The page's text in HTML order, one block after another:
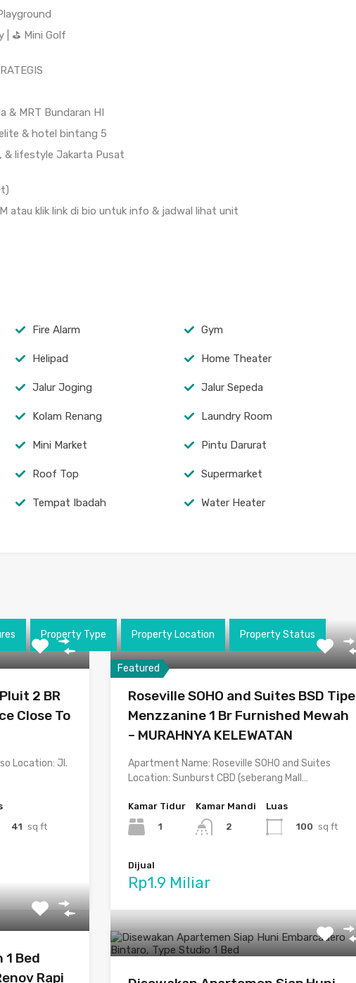
| ⛳ Mini Golf
& MRT Bundaran HI
& hotel bintang 5
& lifestyle Jakarta Pusat
atau klik link di bio untuk info & jadwal lihat unit
Fire Alarm Gym
Helipad Home Theater
Jalur Joging Jalur Sepeda
Kolam Renang Laundry Room
Mini Market Pintu Darurat
Roof Top Supermarket
Tempat Ibadah Water Heater
Property Type Property Location Property Status
2 BR
Close To
Location: Jl.
41 sq ft
Featured
Roseville SOHO and Suites BSD Tipe
Menzzanine 1 Br Furnished Mewah
– MURAHNYA KELEWATAN
Apartment Name: Roseville SOHO and Suites
Location: Sunburst CBD (seberang Mall…
Kamar Tidur
1
Kamar Mandi
2
Luas
100 sq ft
Dijual
Rp1.9 Miliar
Bed
Rapi